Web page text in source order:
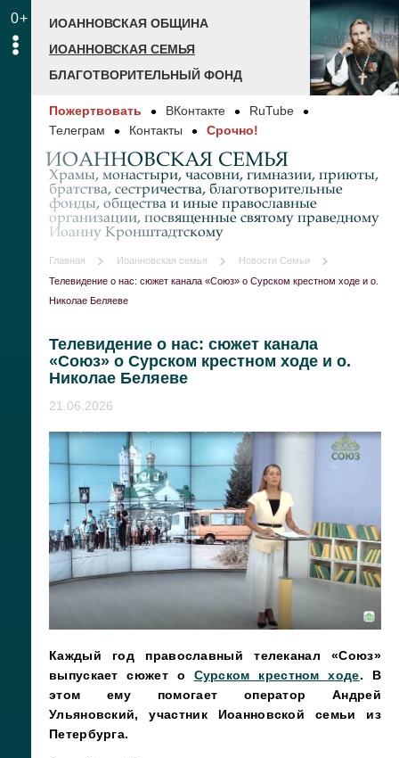
0+
ИОАННОВСКАЯ ОБЩИНА
ИОАННОВСКАЯ СЕМЬЯ
БЛАГОТВОРИТЕЛЬНЫЙ ФОНД
Пожертвовать ВКонтакте
RuTube
Телеграм
Контакты Срочно!
ИОАННОВСКАЯ СЕМЬЯ
Храмы, монастыри, часовни, гимназии, приюты,
братства, сестричества, благотворительные
фонды, общества и иные православные
организации, посвященные святому праведному
Иоанну Кронштадтскому
Главная Иоанновская семья
Новости Семьи
Телевидение о нас: сюжет канала «Союз» о Сурском крестном ходе и о.
Николае Беляеве
Телевидение о нас: сюжет канала
«Союз» о Сурском крестном ходе и о.
Николае Беляеве
21.06.2026
Каждый год православный телеканал «Союз»
выпускает сюжет о Сурском крестном ходе. В
этом ему помогает оператор Андрей
Ульяновский, участник Иоанновской семьи из
Петербурга.